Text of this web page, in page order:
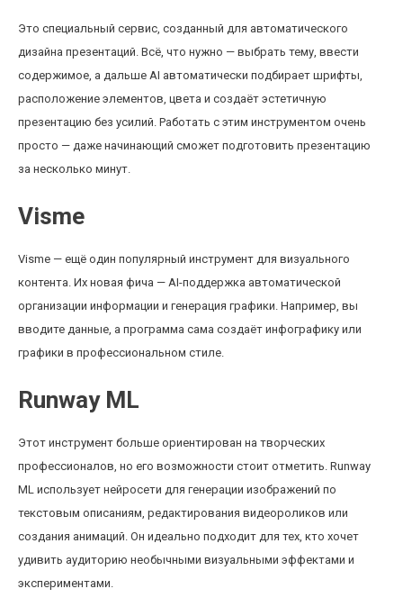
Это специальный сервис, созданный для автоматического
дизайна презентаций. Всё, что нужно — выбрать тему, ввести
содержимое, а дальше AI автоматически подбирает шрифты,
расположение элементов, цвета и создаёт эстетичную
презентацию без усилий. Работать с этим инструментом очень
просто — даже начинающий сможет подготовить презентацию
за несколько минут.
Visme
Visme — ещё один популярный инструмент для визуального
контента. Их новая фича — AI-поддержка автоматической
организации информации и генерация графики. Например, вы
вводите данные, а программа сама создаёт инфографику или
графики в профессиональном стиле.
Runway ML
Этот инструмент больше ориентирован на творческих
профессионалов, но его возможности стоит отметить. Runway
ML использует нейросети для генерации изображений по
текстовым описаниям, редактирования видеороликов или
создания анимаций. Он идеально подходит для тех, кто хочет
удивить аудиторию необычными визуальными эффектами и
экспериментами.